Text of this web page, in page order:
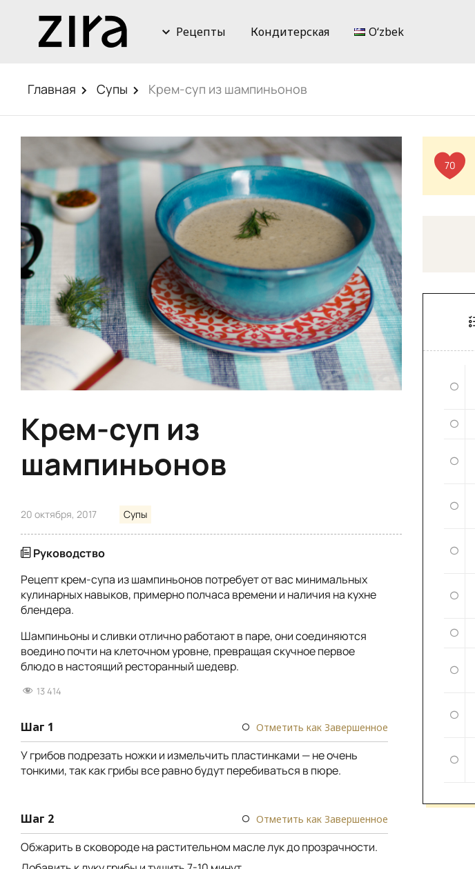
Рецепты Кондитерская Oʻzbek
Главная Супы Крем-суп из шампиньонов
Крем-суп из
шампиньонов
20 октября, 2017 Супы
Руководство
Рецепт крем-супа из шампиньонов потребует от вас минимальных
кулинарных навыков, примерно полчаса времени и наличия на кухне
блендера.
Шампиньоны и сливки отлично работают в паре, они соединяются
воедино почти на клеточном уровне, превращая скучное первое
блюдо в настоящий ресторанный шедевр.
13 414
Шаг 1 Отметить как Завершенное
У грибов подрезать ножки и измельчить пластинками — не очень
тонкими, так как грибы все равно будут перебиваться в пюре.
Шаг 2 Отметить как Завершенное
Обжарить в сковороде на растительном масле лук до прозрачности.
70